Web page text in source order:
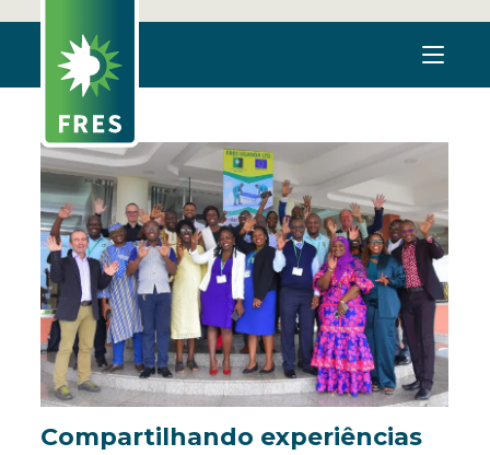
Compartilhando experiências